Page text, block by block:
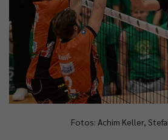
Fotos: Achim Keller,